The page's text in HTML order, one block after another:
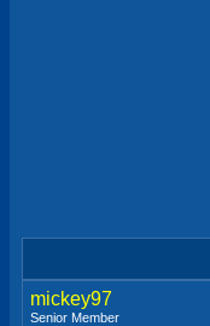
mickey97
Senior Member